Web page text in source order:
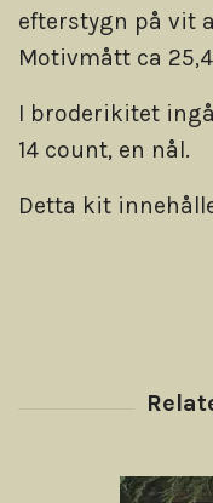
efterstygn på vit
Motivmått ca
I broderikitet
14 count, en nål.
Detta kit